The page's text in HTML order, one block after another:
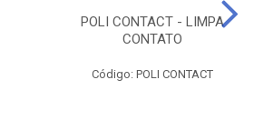
POLI CONTACT - LIMPA
CONTATO
Código: POLI CONTACT